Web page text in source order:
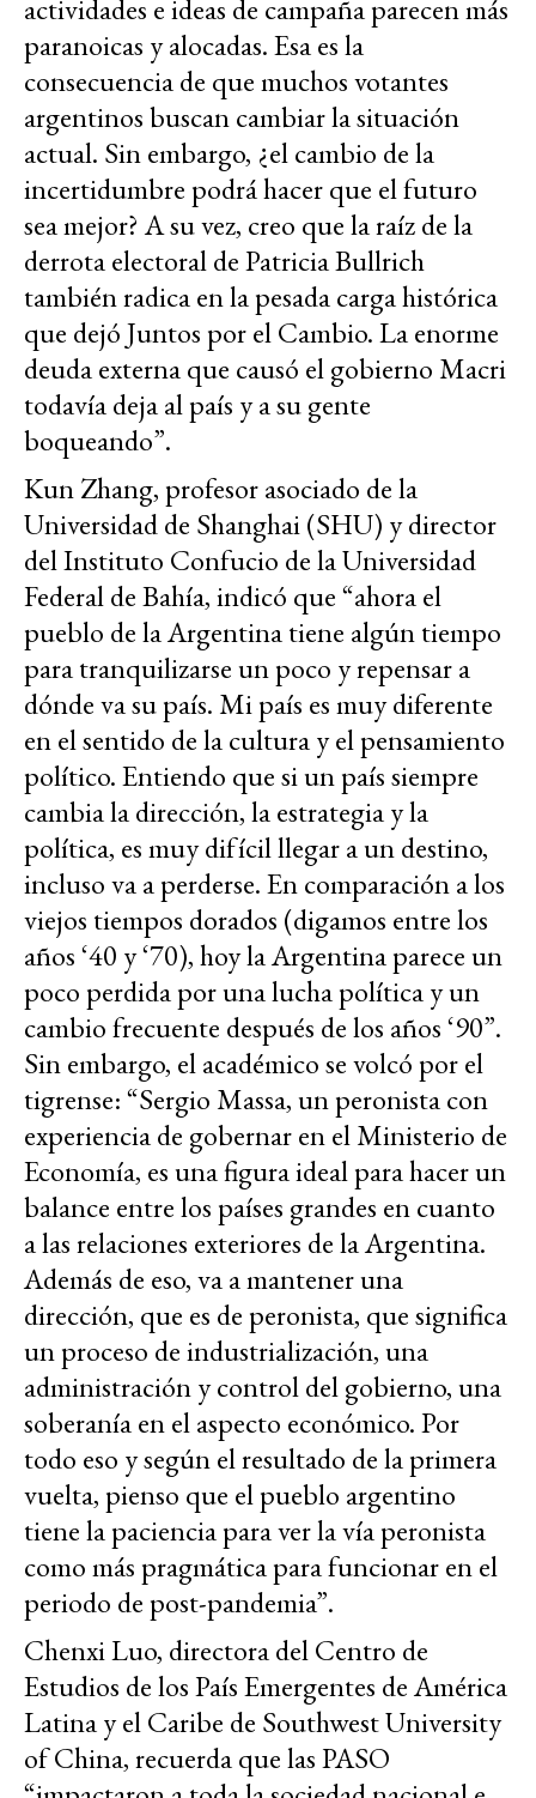
actividades e ideas de campaña parecen más
paranoicas y alocadas. Esa es la
consecuencia de que muchos votantes
argentinos buscan cambiar la situación
actual. Sin embargo, ¿el cambio de la
incertidumbre podrá hacer que el futuro
sea mejor? A su vez, creo que la raíz de la
derrota electoral de Patricia Bullrich
también radica en la pesada carga histórica
que dejó Juntos por el Cambio. La enorme
deuda externa que causó el gobierno Macri
todavía deja al país y a su gente
boqueando”.
Kun Zhang, profesor asociado de la
Universidad de Shanghai (SHU) y director
del Instituto Confucio de la Universidad
Federal de Bahía, indicó que “ahora el
pueblo de la Argentina tiene algún tiempo
para tranquilizarse un poco y repensar a
dónde va su país. Mi país es muy diferente
en el sentido de la cultura y el pensamiento
político. Entiendo que si un país siempre
cambia la dirección, la estrategia y la
política, es muy difícil llegar a un destino,
incluso va a perderse. En comparación a los
viejos tiempos dorados (digamos entre los
años ‘40 y ‘70), hoy la Argentina parece un
poco perdida por una lucha política y un
cambio frecuente después de los años ‘90”.
Sin embargo, el académico se volcó por el
tigrense: “Sergio Massa, un peronista con
experiencia de gobernar en el Ministerio de
Economía, es una figura ideal para hacer un
balance entre los países grandes en cuanto
a las relaciones exteriores de la Argentina.
Además de eso, va a mantener una
dirección, que es de peronista, que significa
un proceso de industrialización, una
administración y control del gobierno, una
soberanía en el aspecto económico. Por
todo eso y según el resultado de la primera
vuelta, pienso que el pueblo argentino
tiene la paciencia para ver la vía peronista
como más pragmática para funcionar en el
periodo de post-pandemia”.
Chenxi Luo, directora del Centro de
Estudios de los País Emergentes de América
Latina y el Caribe de Southwest University
of China, recuerda que las PASO